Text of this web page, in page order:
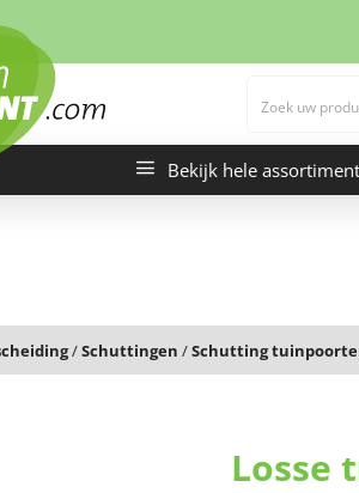
Bekijk hele assortiment
/Schuttingen /Schutting
Losse